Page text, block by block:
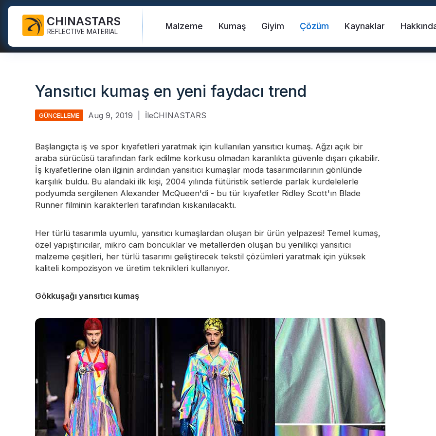
CHINASTARS
REFLECTIVE MATERIAL
Malzeme
Endüstriyel Yıkama Bandı
FR Reflektif Bant
Yansıtıcı Şerit
Yansıtıcı Borular
Yansıtıcı İplik
Karanlıkta Parlayan Malzeme
Kumaş
Gökkuşağı Yansıtıcı Kumaş
Yansıtıcı Baskı Kumaşı
Renkli Yansıtıcı Kumaş
Degrade Yansıtıcı Kumaş
Delikli Yansıtıcı Kumaş
Giyim
Merhaba Vis Ceketler
Güvenlik Pantolonu
Güvenlik Gömlekleri ve
Tişörtleri
Güvenlik Tulumları
Çözüm
yeni ürünler
Video
Kaynaklar
Katalog
Uluslararası standartlar
Hızlı Linkler: Yansıtıcı Kumaş Can yeleği FR Reflektif Bant
Yansıtıcı Isı Transferi Vinil
Yansıtıcı kumaş en yeni faydacı trend
GÜNCELLEME Aug 9, 2019 İleCHINASTARS
Başlangıçta iş ve spor kıyafetleri yaratmak için kullanılan yansıtıcı kumaş. Ağzı açık bir
araba sürücüsü tarafından fark edilme korkusu olmadan karanlıkta güvenle dışarı çıkabilir.
İş kıyafetlerine olan ilginin ardından yansıtıcı kumaşlar moda tasarımcılarının gönlünde
karşılık buldu. Bu alandaki ilk kişi, 2004 yılında fütüristik setlerde parlak kurdelelerle
podyumda sergilenen Alexander McQueen'di - bu tür kıyafetler Ridley Scott'ın Blade
Runner filminin karakterleri tarafından kıskanılacaktı.
Her türlü tasarımla uyumlu, yansıtıcı kumaşlardan oluşan bir ürün yelpazesi! Temel kumaş,
özel yapıştırıcılar, mikro cam boncuklar ve metallerden oluşan bu yenilikçi yansıtıcı
malzeme çeşitleri, her türlü tasarımı geliştirecek tekstil çözümleri yaratmak için yüksek
kaliteli kompozisyon ve üretim teknikleri kullanıyor.
Gökkuşağı yansıtıcı kumaş